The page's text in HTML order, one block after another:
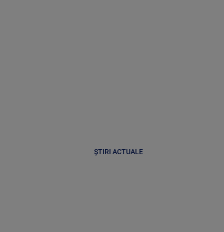
ȘTIRI ACTUALE